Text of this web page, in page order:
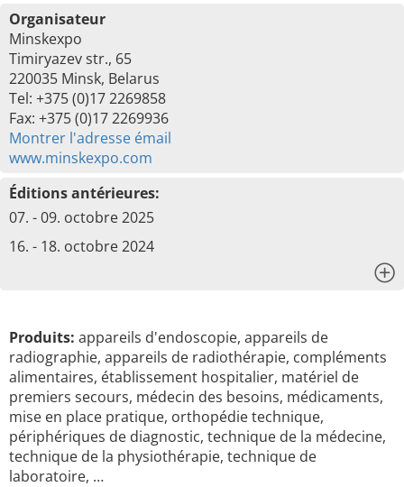
Organisateur
Minskexpo
Timiryazev str., 65
220035 Minsk, Belarus
Tel: +375 (0)17 2269858
Fax: +375 (0)17 2269936
Montrer l'adresse émail
www.minskexpo.com
Éditions antérieures:
07. - 09. octobre 2025
16. - 18. octobre 2024
Produits: appareils d'endoscopie, appareils de
radiographie, appareils de radiothérapie, compléments
alimentaires, établissement hospitalier, matériel de
premiers secours, médecin des besoins, médicaments,
mise en place pratique, orthopédie technique,
périphériques de diagnostic, technique de la médecine,
technique de la physiothérapie, technique de
laboratoire, …